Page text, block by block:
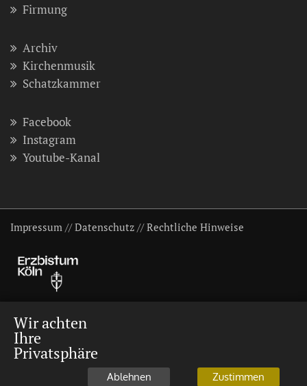
Firmung
Archiv
Kirchenmusik
Schatzkammer
Facebook
Instagram
Youtube-Kanal
Impressum //Datenschutz //Rechtliche Hinweise
Wir achten
Ihre
Privatsphäre
Ablehnen Zustimmen